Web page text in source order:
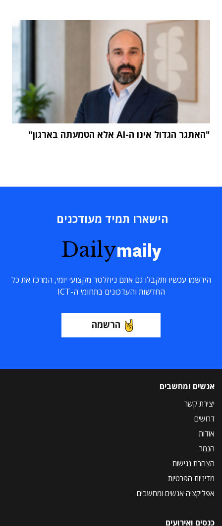
"האתגר הגדול אינו ה-AI אלא הטמעתה בארגון"
הישארו תמיד מעודכנים
Dailymaily
הירשמו עכשיו ותקבלו גם אתם ניוזלטר מקצועי יומי, המרכז את כל
החדשות והעדכונים בתחומי ה-ICT
הרשמה
אנשים ומחשבים
יצירת קשר
דרושים
אודות
הנמר
הצהרת נגישות
מדיניות הפרטיות
אפליקציה אנשים ומחשבים
כנסים ואירועים